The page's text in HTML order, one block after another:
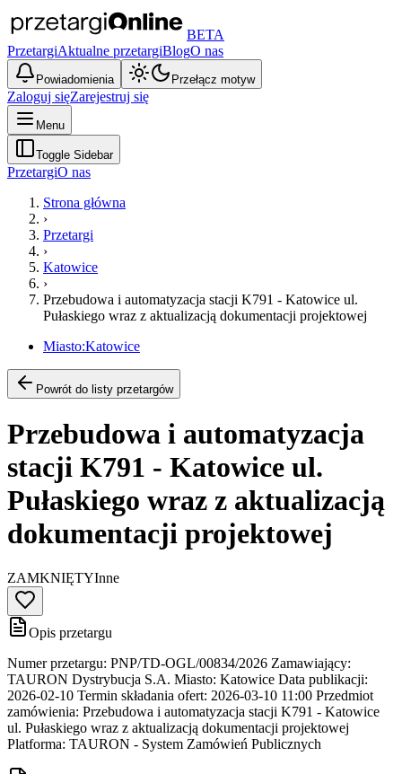
BETA
PrzetargiAktualne przetargiBlogO nas
Powiadomienia Przełącz motyw
Zaloguj sięZarejestruj się
Menu
Toggle Sidebar
PrzetargiO nas
Strona główna
›
Przetargi
›
Katowice
›
Przebudowa i automatyzacja stacji K791 - Katowice ul.
Pułaskiego wraz z aktualizacją dokumentacji projektowej
Miasto:Katowice
Powrót do listy przetargów
Przebudowa i automatyzacja
stacji K791 - Katowice ul.
Pułaskiego wraz z aktualizacją
dokumentacji projektowej
ZAMKNIĘTYInne
Opis przetargu
Numer przetargu: PNP/TD-OGL/00834/2026 Zamawiający:
TAURON Dystrybucja S.A. Miasto: Katowice Data publikacji:
2026-02-10 Termin składania ofert: 2026-03-10 11:00 Przedmiot
zamówienia: Przebudowa i automatyzacja stacji K791 - Katowice
ul. Pułaskiego wraz z aktualizacją dokumentacji projektowej
Platforma: TAURON - System Zamówień Publicznych